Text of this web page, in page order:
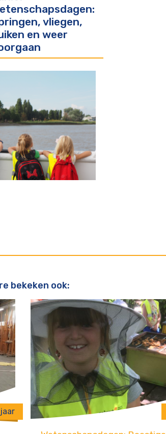
vliegen,
en weer
bekeken ook: